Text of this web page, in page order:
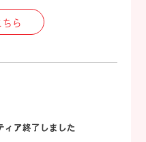
ちら
ィア終了しました